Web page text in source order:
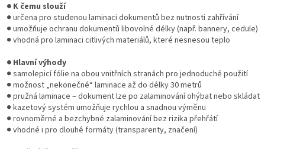
● K čemu slouží
● určena pro studenou laminaci dokumentů bez nutnosti zahřívání
● umožňuje ochranu dokumentů libovolné délky (např. bannery, cedule)
● vhodná pro laminaci citlivých materiálů, které nesnesou teplo
● Hlavní výhody
● samolepicí fólie na obou vnitřních stranách pro jednoduché použití
● možnost „nekonečné“ laminace až do délky 30 metrů
● pružná laminace – dokument lze po zalaminování ohýbat nebo skládat
● kazetový systém umožňuje rychlou a snadnou výměnu
● rovnoměrné a bezchybné zalaminování bez rizika přehřátí
● vhodné i pro dlouhé formáty (transparenty, značení)